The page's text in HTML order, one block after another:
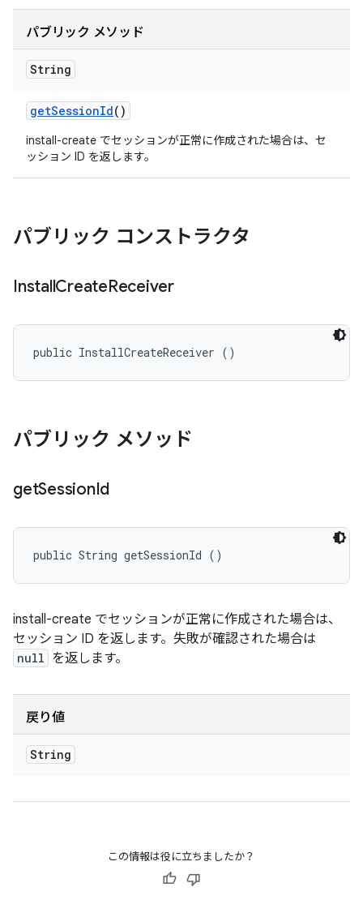
パブリック メソッド
String
getSessionId()
install-create でセッションが正常に作成された場合は、セ
ッション ID を返します。
パブリック コンストラクタ
InstallCreateReceiver
public InstallCreateReceiver ()
パブリック メソッド
getSessionId
public String getSessionId ()
install-create でセッションが正常に作成された場合は、
セッション ID を返します。失敗が確認された場合は
null を返します。
戻り値
String
この情報は役に立ちましたか？